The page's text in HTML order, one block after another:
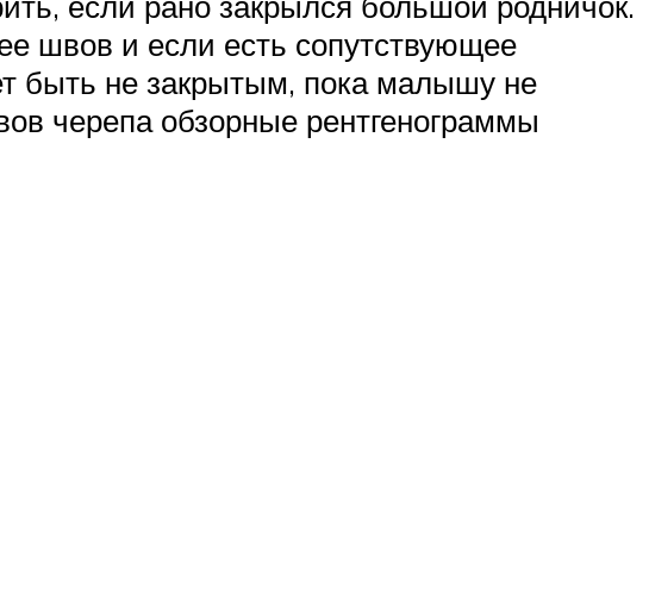
швов и если есть сопутствующее
быть не закрытым, пока малышу не
черепа обзорные рентгенограммы